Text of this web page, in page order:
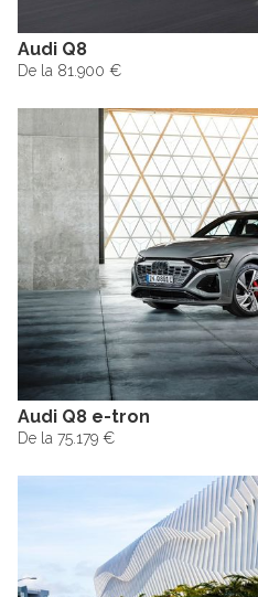
Audi Q8
De la 81.900 €
Audi Q8 e-tron
De la 75.179 €